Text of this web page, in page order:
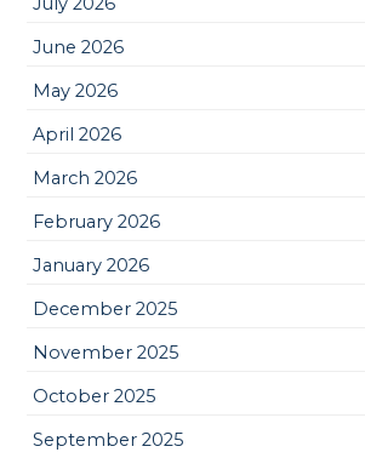
June 2026
May 2026
April 2026
March 2026
February 2026
January 2026
December 2025
November 2025
October 2025
September 2025